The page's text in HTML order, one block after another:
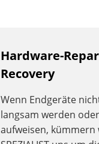
Hardware-
Recovery
Wenn Endgeräte
langsam werden
aufweisen, kümmern